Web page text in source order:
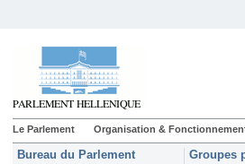
Le Parlement Organisation &
Bureau du Parlement Groupes